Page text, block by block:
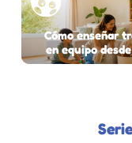
Cómo enseñar
en equipo